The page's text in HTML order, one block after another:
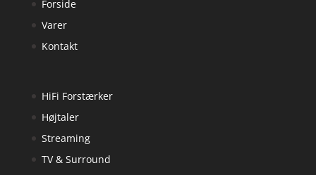
Forside
Varer
Kontakt
HiFi Forstærker
Højtaler
Streaming
TV & Surround